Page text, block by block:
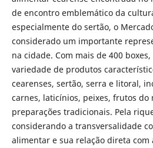
de encontro emblemático da
especialmente do sertão, o
considerado um importante
na cidade. Com mais de 400
variedade de produtos
cearenses, sertão, serra e litoral,
carnes, laticínios, peixes, frutos do
preparações tradicionais. Pela
considerando a transversalidade
alimentar e sua relação direta